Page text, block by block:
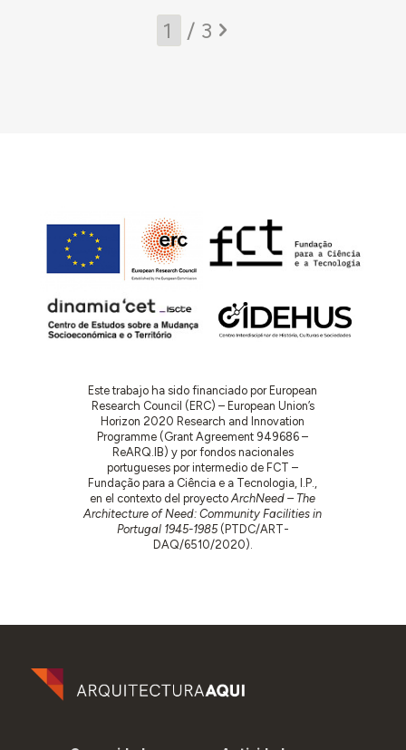
/ 3
Este trabajo ha sido financiado por European
Research Council (ERC) – European Union’s
Horizon 2020 Research and Innovation
Programme (Grant Agreement 949686 –
ReARQ.IB) y por fondos nacionales
portugueses por intermedio de FCT –
Fundação para a Ciência e a Tecnologia, I.P.,
en el contexto del proyectoArchNeed – The
Architecture of Need: Community Facilities in
Portugal 1945-1985(PTDC/ART-
DAQ/6510/2020).